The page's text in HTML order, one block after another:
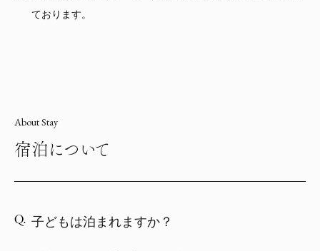
ております。
About Stay
宿泊について
子どもは泊まれますか？